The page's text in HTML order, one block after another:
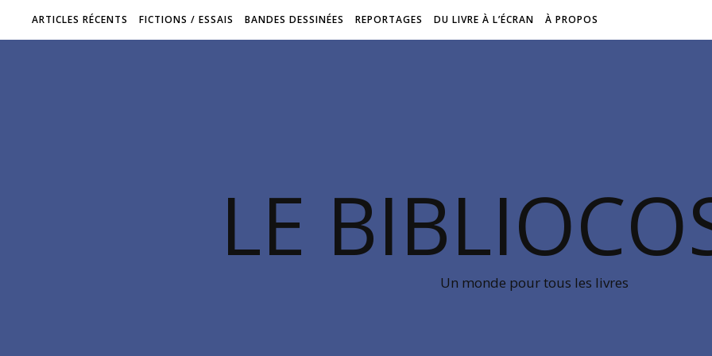
ARTICLES RÉCENTS FICTIONS / ESSAIS BANDES DESSINÉES REPORTAGES DU LIVRE À L’ÉCRAN À PROPOS
LE
Un monde pour tous les livres